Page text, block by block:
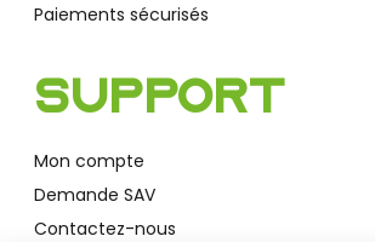
Paiements sécurisés
Support
Mon compte
Demande SAV
Contactez-nous